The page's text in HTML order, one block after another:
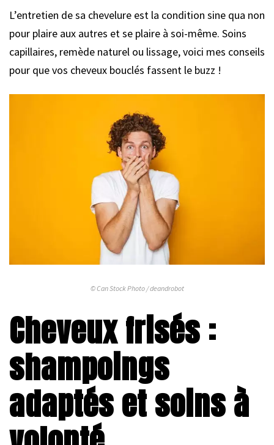
L’entretien de sa chevelure est la condition sine qua non
pour plaire aux autres et se plaire à soi-même. Soins
capillaires, remède naturel ou lissage, voici mes conseils
pour que vos cheveux bouclés fassent le buzz !
© Can Stock Photo / deandrobot
Cheveux frisés :
shampoings
adaptés et soins à